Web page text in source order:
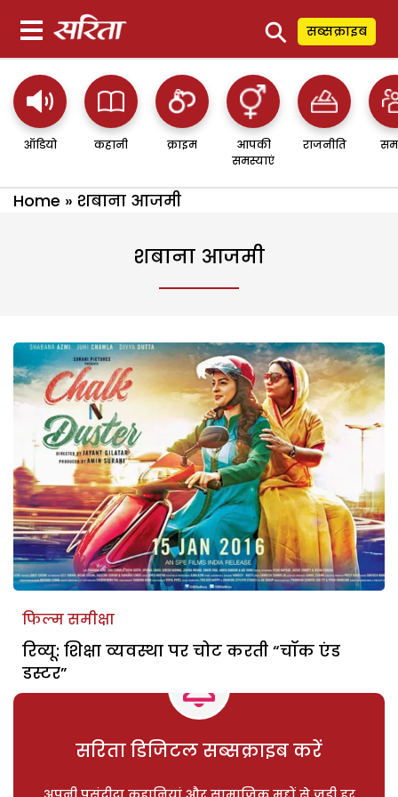
⚲ सब्सक्राइब
ऑडियो कहानी क्राइम
आपकी
समस्याएं
राजनीति
Home » शबाना आजमी
शबाना आजमी
फिल्म समीक्षा
रिव्यू: शिक्षा व्यवस्था पर चोट करती “चॉक एंड
डस्टर”
सरिता डिजिटल सब्सक्राइब करें